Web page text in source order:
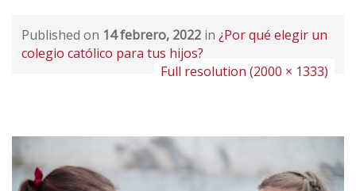
Published on 14 febrero, 2022 in ¿Por qué elegir un
colegio católico para tus hijos?
Full resolution (2000 × 1333)